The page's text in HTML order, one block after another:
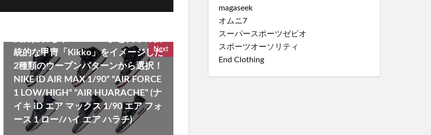
Next
統的な甲冑「Kikko」をイメージした
2種類のウーブンパターンから選択！
NIKE iD AIR MAX 1/90” “AIR FORCE
1 LOW/HIGH” “AIR HUARACHE” (ナ
イキ iD エア マックス 1/90 エア フォ
ース 1 ロー/ハイ エア ハラチ)
magaseek
オムニ7
スーパースポーツゼビオ
スポーツオーソリティ
End Clothing